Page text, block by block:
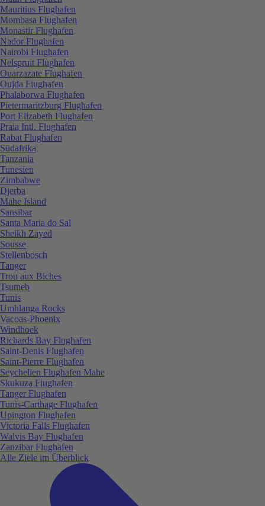
Mauritius Flughafen
Mombasa Flughafen
Monastir Flughafen
Nador Flughafen
Nairobi Flughafen
Nelspruit Flughafen
Ouarzazate Flughafen
Oujda Flughafen
Phalaborwa Flughafen
Pietermaritzburg Flughafen
Port Elizabeth Flughafen
Praia Intl. Flughafen
Rabat Flughafen
Südafrika
Tanzania
Tunesien
Zimbabwe
Djerba
Mahe Island
Sansibar
Santa Maria do Sal
Sheikh Zayed
Sousse
Stellenbosch
Tanger
Trou aux Biches
Tsumeb
Tunis
Umhlanga Rocks
Vacoas-Phoenix
Windhoek
Richards Bay Flughafen
Saint-Denis Flughafen
Saint-Pierre Flughafen
Seychellen Flughafen Mahe
Skukuza Flughafen
Tanger Flughafen
Tunis-Carthage Flughafen
Upington Flughafen
Victoria Falls Flughafen
Walvis Bay Flughafen
Zanzibar Flughafen
Alle Ziele im Überblick